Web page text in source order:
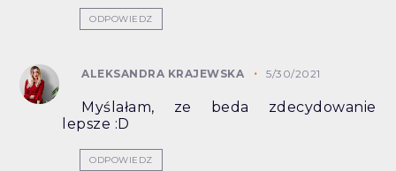
ODPOWIEDZ
ALEKSANDRA KRAJEWSKA 5/30/2021
Myślałam, ze beda zdecydowanie
lepsze :D
ODPOWIEDZ